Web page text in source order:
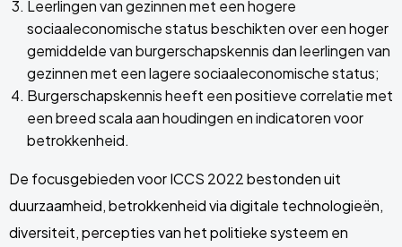
Leerlingen van gezinnen met een hogere
sociaaleconomische status beschikten over een hoger
gemiddelde van burgerschapskennis dan leerlingen van
gezinnen met een lagere sociaaleconomische status;
Burgerschapskennis heeft een positieve correlatie met
een breed scala aan houdingen en indicatoren voor
betrokkenheid.
De focusgebieden voor ICCS 2022 bestonden uit
duurzaamheid, betrokkenheid via digitale technologieën,
diversiteit, percepties van het politieke systeem en